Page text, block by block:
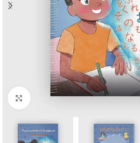
Clique para ampliar